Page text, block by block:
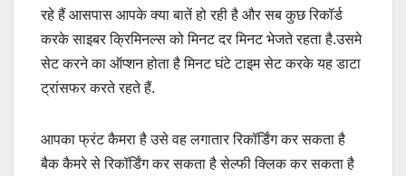
रहे हैं आसपास आपके क्या बातें हो रही है और सब कुछ रिकॉर्ड
करके साइबर क्रिमिनल्स को मिनट दर मिनट भेजते रहता है.उसमे
सेट करने का ऑप्शन होता है मिनट घंटे टाइम सेट करके यह डाटा
ट्रांसफर करते रहते हैं.
आपका फ्रंट कैमरा है उसे वह लगातार रिकॉर्डिंग कर सकता है
बैक कैमरे से रिकॉर्डिंग कर सकता है सेल्फी क्लिक कर सकता है